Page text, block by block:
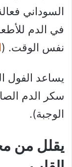
السوداني
في الدم
نفس الوقت. (
يساعد الفول
سكر الدم
الوجبة).
يقلل من